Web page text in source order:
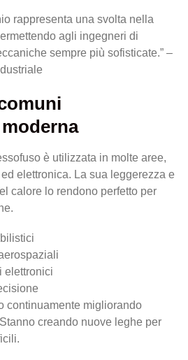
rappresenta una svolta nella
agli ingegneri di
sempre più sofisticate.” –
è utilizzata in molte aree,
elettronica. La sua leggerezza e
calore lo rendono perfetto per
elettronici
continuamente migliorando
creando nuove leghe per